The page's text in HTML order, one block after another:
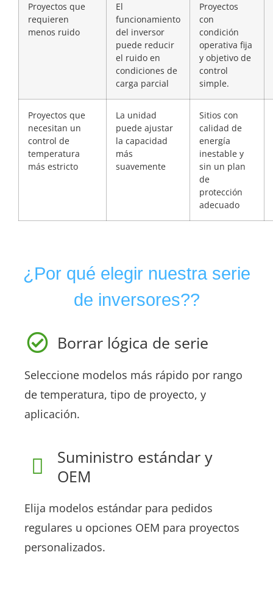
Proyectos que
requieren
menos ruido
El
funcionamiento
del inversor
puede reducir
el ruido en
condiciones de
carga parcial
Proyectos
con
condición
operativa fija
y objetivo de
control
simple.
Proyectos que
necesitan un
control de
temperatura
más estricto
La unidad
puede ajustar
la capacidad
más
suavemente
Sitios con
calidad de
energía
inestable y
sin un plan
de
protección
adecuado
¿Por qué elegir nuestra serie
de inversores??
Borrar lógica de serie
Seleccione modelos más rápido por rango
de temperatura, tipo de proyecto, y
aplicación.
Suministro estándar y
OEM
Elija modelos estándar para pedidos
regulares u opciones OEM para proyectos
personalizados.